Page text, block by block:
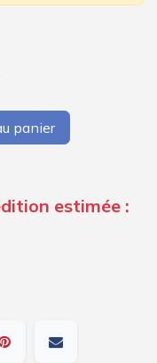
panier
estimée :